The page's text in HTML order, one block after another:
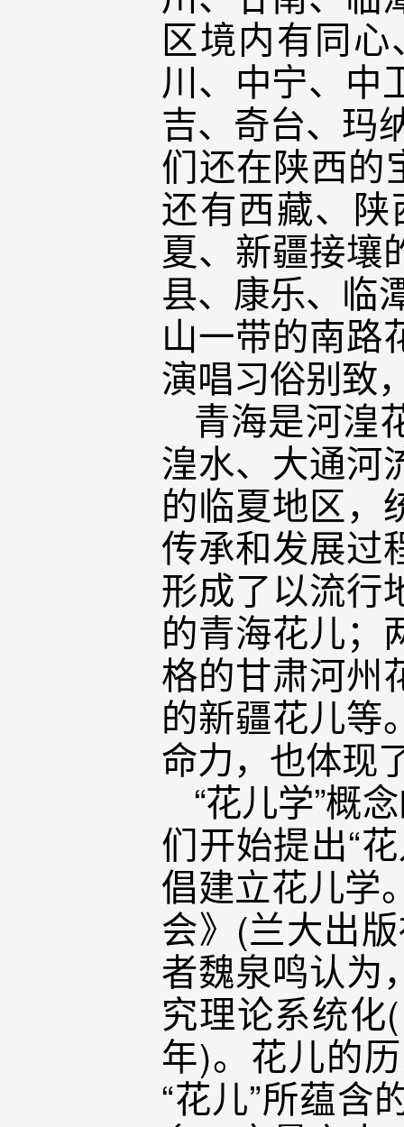
区境内有同
川、中宁、中
吉、奇台、玛
们还在陕西的
还有西藏、
夏、新疆接壤
县、康乐、临
山一带的南路
演唱习俗别致
青海是河湟
湟水、大通河
的临夏地区，
传承和发展过
形成了以流行
的青海花儿；
格的甘肃河州
的新疆花儿等
命力，也体现
“花儿学”概
们开始提出“
倡建立花儿学
会》(兰大出
者魏泉鸣认为
究理论系统化
年)。花儿的
“花儿”所蕴含